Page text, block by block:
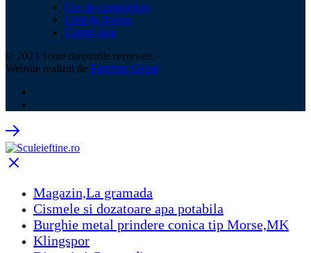
Coș de cumpărături
Listă de dorințe
Contul meu
© 2023 Toate drepturile rezervate.
Website realizat de FastApp Group
Magazin,La gramada
Cismele si dozatoare apa potabila
Burghie metal prindere conica tip Morse,MK
Klingspor